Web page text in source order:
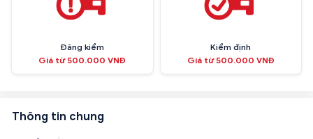
Đăng kiểm
Giá từ 500.000 VNĐ
Kiểm định
Giá từ 500.000 VNĐ
Thông tin chung